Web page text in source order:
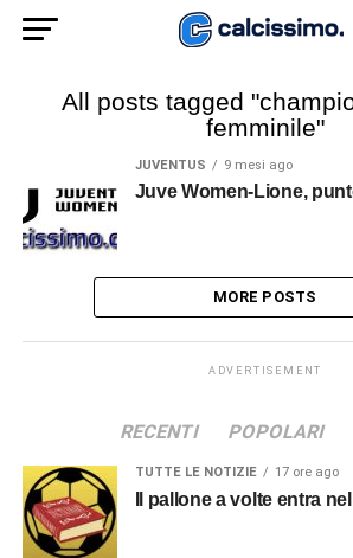
All posts tagged
femminile"
JUVENTUS 9 mesi ago
Juve Women-Lione,
MORE POSTS
ADVERTISEMENT
RECENTI POPOLARI
TUTTE LE NOTIZIE 17 ore ago
Il pallone a volte entra